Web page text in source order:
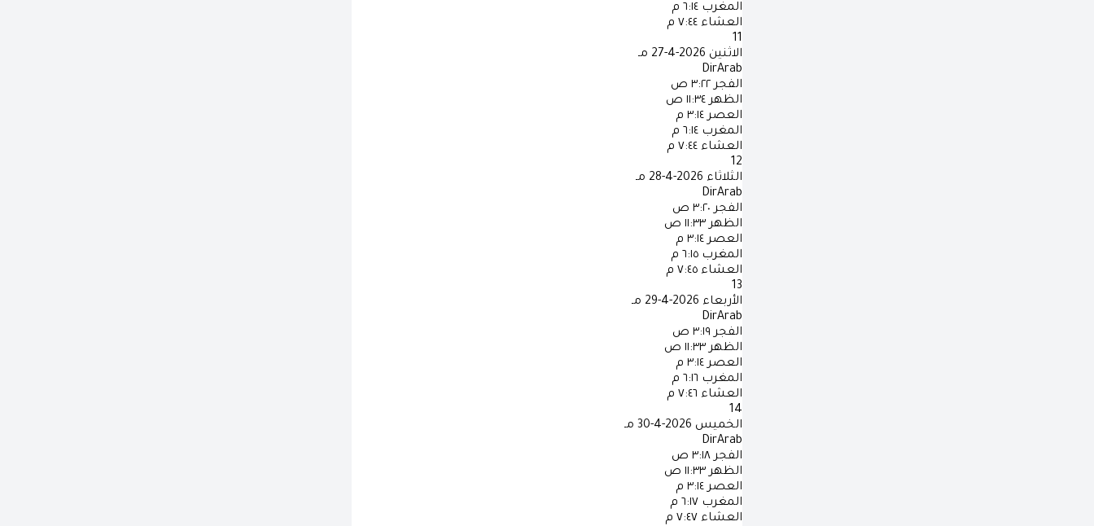
المغرب ٦:١٤ م
العشاء ٧:٤٤ م
11
الاثنين 2026-4-27 مـ
DirArab
الفجر ٣:٢٢ ص
الظهر ١١:٣٤ ص
العصر ٣:١٤ م
المغرب ٦:١٤ م
العشاء ٧:٤٤ م
12
الثلاثاء 2026-4-28 مـ
DirArab
الفجر ٣:٢٠ ص
الظهر ١١:٣٣ ص
العصر ٣:١٤ م
المغرب ٦:١٥ م
العشاء ٧:٤٥ م
13
الأربعاء 2026-4-29 مـ
DirArab
الفجر ٣:١٩ ص
الظهر ١١:٣٣ ص
العصر ٣:١٤ م
المغرب ٦:١٦ م
العشاء ٧:٤٦ م
14
الخميس 2026-4-30 مـ
DirArab
الفجر ٣:١٨ ص
الظهر ١١:٣٣ ص
العصر ٣:١٤ م
المغرب ٦:١٧ م
العشاء ٧:٤٧ م